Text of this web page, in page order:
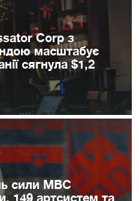
Corp з
масштабує
сягнула $1,2
сили МВС
149 артсистем та